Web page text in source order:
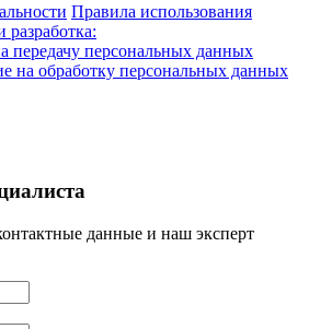
Правила использования
разработка:
передачу персональных данных
на обработку персональных данных
данные и наш эксперт